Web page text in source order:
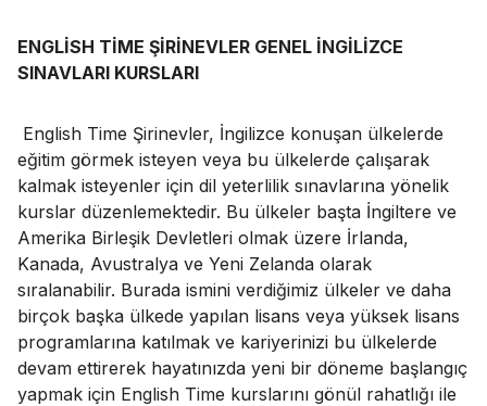
ENGLİSH TİME ŞİRİNEVLER GENEL İNGİLİZCE
SINAVLARI KURSLARI
English Time Şirinevler, İngilizce konuşan ülkelerde
eğitim görmek isteyen veya bu ülkelerde çalışarak
kalmak isteyenler için dil yeterlilik sınavlarına yönelik
kurslar düzenlemektedir. Bu ülkeler başta İngiltere ve
Amerika Birleşik Devletleri olmak üzere İrlanda,
Kanada, Avustralya ve Yeni Zelanda olarak
sıralanabilir. Burada ismini verdiğimiz ülkeler ve daha
birçok başka ülkede yapılan lisans veya yüksek lisans
programlarına katılmak ve kariyerinizi bu ülkelerde
devam ettirerek hayatınızda yeni bir döneme başlangıç
yapmak için English Time kurslarını gönül rahatlığı ile